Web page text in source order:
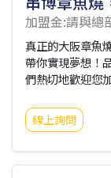
加盟金:請與總
真正的大阪章魚
帶你實現夢想！
們熱切地歡迎您
線上詢問